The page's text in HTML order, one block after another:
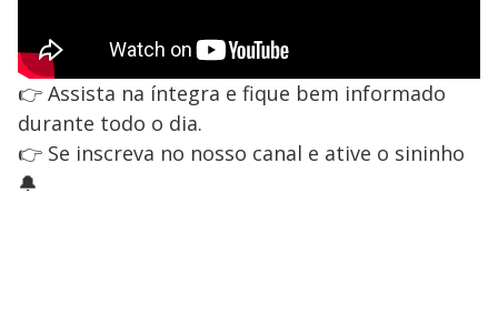
👉 Assista na íntegra e fique bem informado
durante todo o dia.
👉 Se inscreva no nosso canal e ative o sininho
🔔